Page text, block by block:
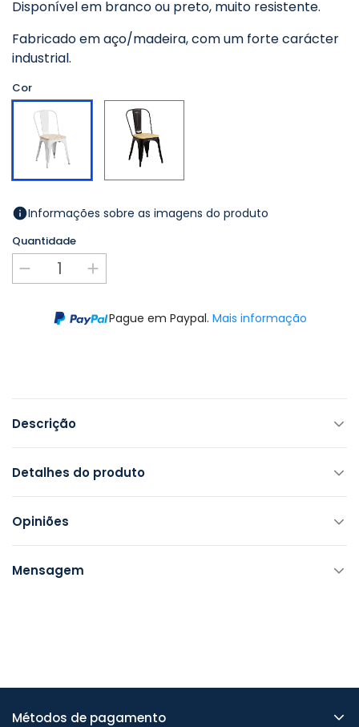
Disponível em branco ou preto, muito resistente.
Fabricado em aço/madeira, com um forte carácter
industrial.
Cor
Branco Preto
Informações sobre as imagens do produto
Quantidade
Pague em Paypal. Mais informação
Descrição
Detalhes do produto
Opiniões
Mensagem
Métodos de pagamento